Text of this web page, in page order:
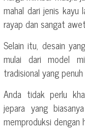
mahal dari jenis kayu
rayap dan sangat
Selain itu, desain
mulai dari model
tradisional yang
Anda tidak perlu
jepara yang
memproduksi dengan